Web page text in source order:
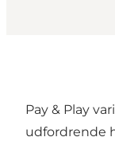
Pay & Play
udfordrende